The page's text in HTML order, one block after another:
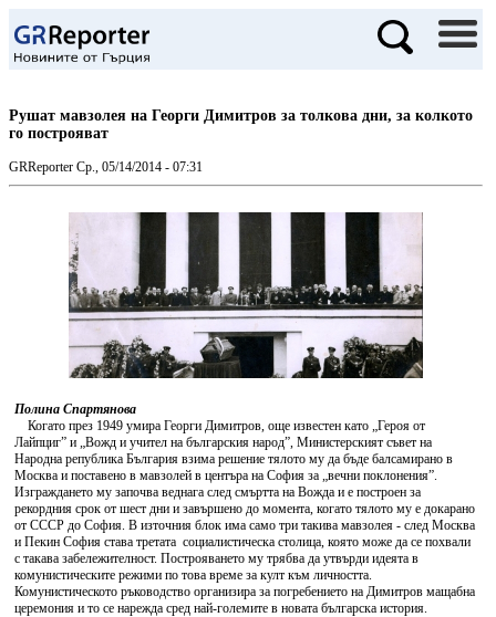
Рушат мавзолея на Георги Димитров за толкова дни, за колкото
го построяват
GRReporter Ср., 05/14/2014 - 07:31
Полина Спартянова
Когато през 1949 умира Георги Димитров, още известен като „Героя от
Лайпциг” и „Вожд и учител на българския народ”, Министерският съвет на
Народна република България взима решение тялото му да бъде балсамирано в
Москва и поставено в мавзолей в центъра на София за „вечни поклонения”.
Изграждането му започва веднага след смъртта на Вожда и е построен за
рекордния срок от шест дни и завършено до момента, когато тялото му е докарано
от СССР до София. В източния блок има само три такива мавзолея - след Москва
и Пекин София става третата социалистическа столица, която може да се похвали
с такава забележителност. Построяването му трябва да утвърди идеята в
комунистическите режими по това време за култ към личността.
Комунистическото ръководство организира за погребението на Димитров мащабна
церемония и то се нарежда сред най-големите в новата българска история.